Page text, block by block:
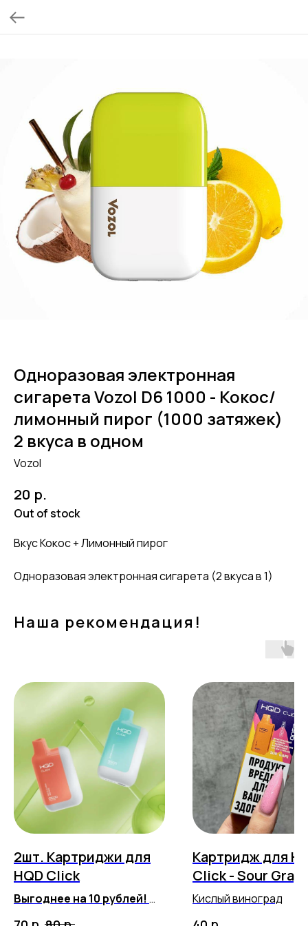
Одноразовая электронная
сигарета Vozol D6 1000 - Кокос/
лимонный пирог (1000 затяжек)
2 вкуса в одном
Vozol
20 р.
Out of stock
Вкус Кокос + Лимонный пирог
Одноразовая электронная сигарета (2 вкуса в 1)
Наша рекомендация!
2шт. Картриджи для
HQD Click
Выгоднее на 10 рублей!
Картридж для
Click - Sour
(5500 затяжек)
Кислый виноград